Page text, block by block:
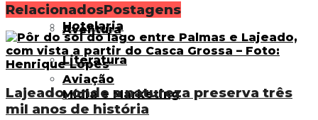
Hotelaria
Literatura
Mídia e Marketing
Aventura
Aviação
RelacionadosPostagens
Lajeado, onde a natureza preserva três
mil anos de história